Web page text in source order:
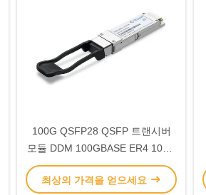
100G QSFP28 QSFP 트랜시버
모듈 DDM 100GBASE ER4 100G
이더넷
최상의 가격을 얻으세요